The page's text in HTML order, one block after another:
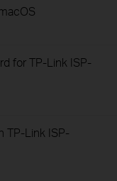
for TP-Link ISP-
TP-Link ISP-